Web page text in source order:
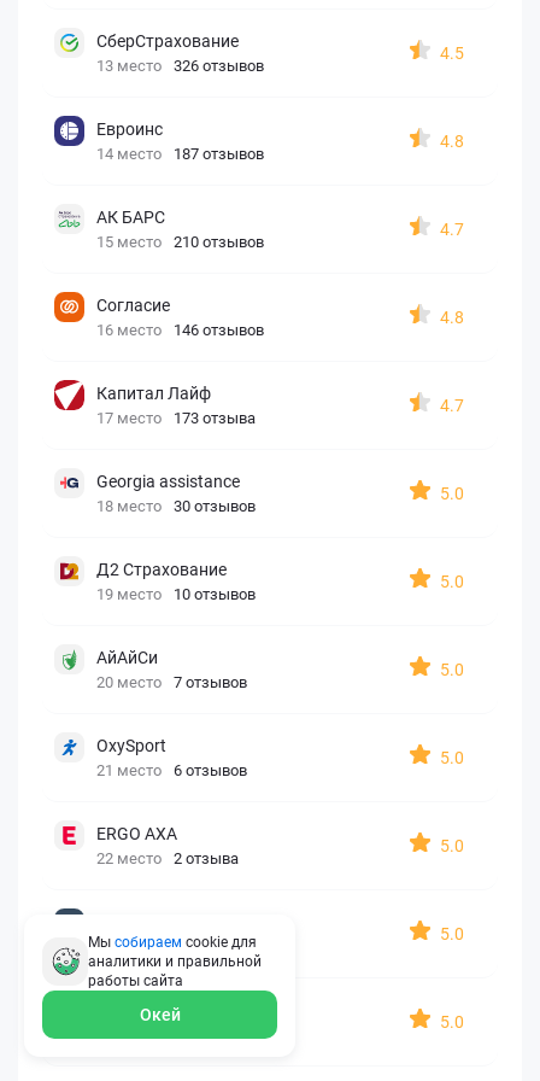
СберСтрахование
13 место 326 отзывов
4.5
Евроинс
14 место 187 отзывов
4.8
АК БАРС
15 место 210 отзывов
4.7
Согласие
16 место 146 отзывов
4.8
Капитал Лайф
17 место 173 отзыва
4.7
Georgia assistance
18 место 30 отзывов
5.0
Д2 Страхование
19 место 10 отзывов
5.0
АйАйСи
20 место 7 отзывов
5.0
OxySport
21 место 6 отзывов
5.0
ERGO AXA
22 место 2 отзыва
5.0
23 место 1 отзыв
5.0
УралСиб
5.0
Мы собираем cookie для
аналитики и правильной
работы сайта
Окей